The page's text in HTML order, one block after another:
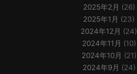
2025年2月 (26)
2025年1月 (23)
2024年12月 (24)
2024年11月 (10)
2024年10月 (21)
2024年9月 (24)